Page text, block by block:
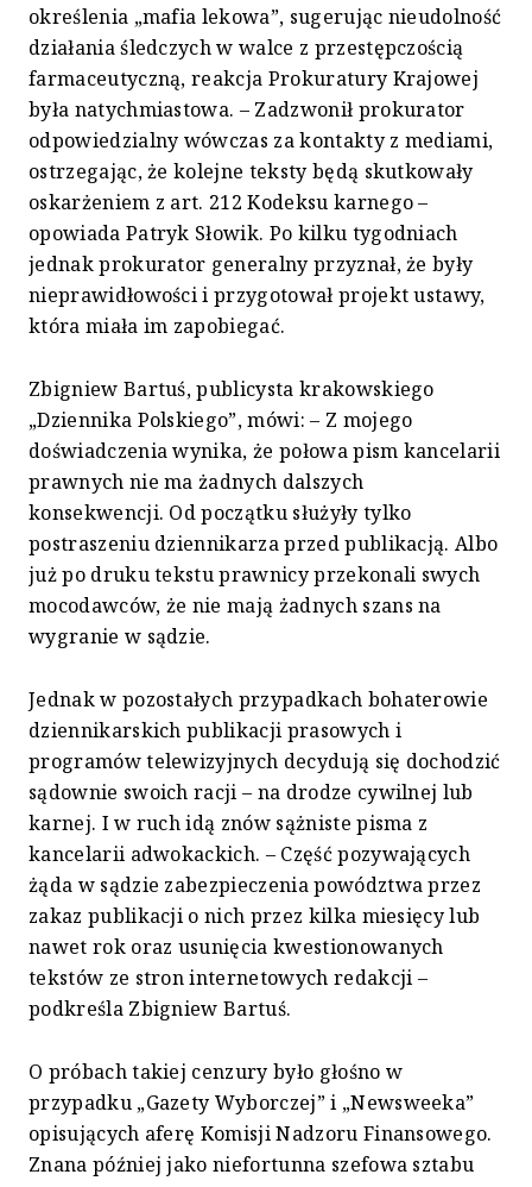
określenia „mafia lekowa”, sugerując nieudolność
działania śledczych w walce z przestępczością
farmaceutyczną, reakcja Prokuratury Krajowej
była natychmiastowa. – Zadzwonił prokurator
odpowiedzialny wówczas za kontakty z mediami,
ostrzegając, że kolejne teksty będą skutkowały
oskarżeniem z art. 212 Kodeksu karnego –
opowiada Patryk Słowik. Po kilku tygodniach
jednak prokurator generalny przyznał, że były
nieprawidłowości i przygotował projekt ustawy,
która miała im zapobiegać.
Zbigniew Bartuś, publicysta krakowskiego
„Dziennika Polskiego”, mówi: – Z mojego
doświadczenia wynika, że połowa pism kancelarii
prawnych nie ma żadnych dalszych
konsekwencji. Od początku służyły tylko
postraszeniu dziennikarza przed publikacją. Albo
już po druku tekstu prawnicy przekonali swych
mocodawców, że nie mają żadnych szans na
wygranie w sądzie.
Jednak w pozostałych przypadkach bohaterowie
dziennikarskich publikacji prasowych i
programów telewizyjnych decydują się dochodzić
sądownie swoich racji – na drodze cywilnej lub
karnej. I w ruch idą znów sążniste pisma z
kancelarii adwokackich. – Część pozywających
żąda w sądzie zabezpieczenia powództwa przez
zakaz publikacji o nich przez kilka miesięcy lub
nawet rok oraz usunięcia kwestionowanych
tekstów ze stron internetowych redakcji –
podkreśla Zbigniew Bartuś.
O próbach takiej cenzury było głośno w
przypadku „Gazety Wyborczej” i „Newsweeka”
opisujących aferę Komisji Nadzoru Finansowego.
Znana później jako niefortunna szefowa sztabu